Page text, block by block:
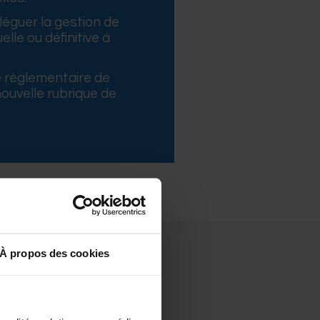
À propos des cookies
la gestion de
ou définitive à
réglementaire de
rubrique de